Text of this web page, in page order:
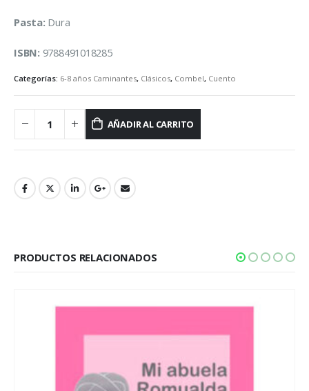
Pasta: Dura
ISBN: 9788491018285
Categorías: 6-8 años Caminantes, Clásicos, Combel, Cuento
AÑADIR AL CARRITO
PRODUCTOS RELACIONADOS